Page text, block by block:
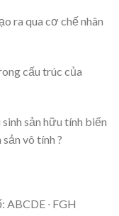
ra qua cơ chế nhân
cấu trúc của
sản hữu tính biến
vô tính ?
ABCDE ∙ FGH